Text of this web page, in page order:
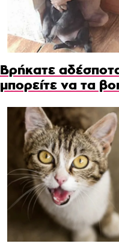
Βρήκατε
μπορείτε να τα